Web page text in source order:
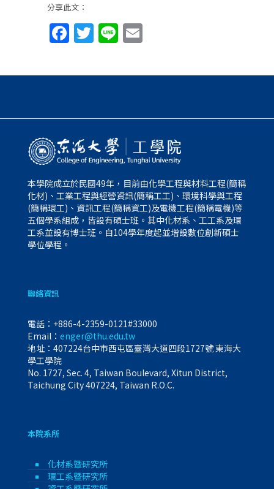
分享此文：
Facebook
Twitter
LineEmail
本學院成立於民國49年，目前由化學工程與材料工程(簡稱
化材)、工業工程與經營資訊(簡稱工工)、環境科學與工程
(簡稱環工)、資訊工程(簡稱資工)及電機工程(簡稱電機)等
五個學系組成，皆設有碩士班。其中化材系、工工系及環
工系並設有博士班。自104學年度起並增設數位創新碩士
學位學程。
聯絡資訊
電話： +886-4-2359-0121#33000
Email： enger@thu.edu.tw
地址：407224台中市西屯區臺灣大道四段1727號 東海大
學工學院
No. 1727, Sec. 4, Taiwan Boulevard, Xitun District,
Taichung City 407224, Taiwan R.O.C.
本院系所
化材系暨研究所
環工系暨研究所